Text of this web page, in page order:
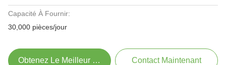
Capacité À Fournir:
30,000 pièces/jour
Obtenez Le Meilleur Prix Contact Maintenant